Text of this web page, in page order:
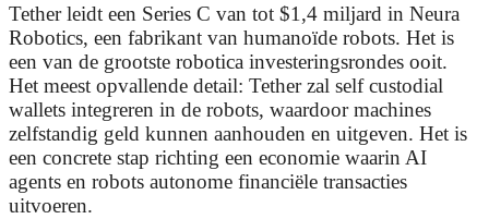
Tether leidt een Series C van tot $1,4 miljard in Neura
Robotics, een fabrikant van humanoïde robots. Het is
een van de grootste robotica investeringsrondes ooit.
Het meest opvallende detail: Tether zal self custodial
wallets integreren in de robots, waardoor machines
zelfstandig geld kunnen aanhouden en uitgeven. Het is
een concrete stap richting een economie waarin AI
agents en robots autonome financiële transacties
uitvoeren.